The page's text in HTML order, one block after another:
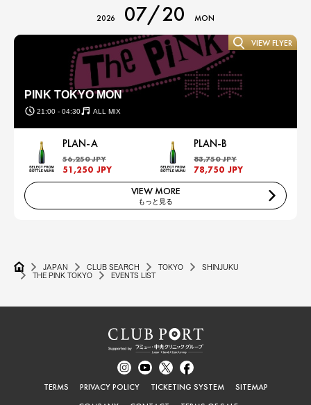
2026 07/20 MON
PINK TOKYO MON
21:00 - 04:30 ALL MIX
VIEW FLYER
PLAN-A
56,250 JPY
51,250 JPY
PLAN-B
83,750 JPY
78,750 JPY
VIEW MORE
もっと見る
JAPAN CLUB SEARCH TOKYO
SHINJUKU
THE PINK TOKYO
EVENTS LIST
TERMS PRIVACY POLICY TICKETING SYSTEM
SITEMAP